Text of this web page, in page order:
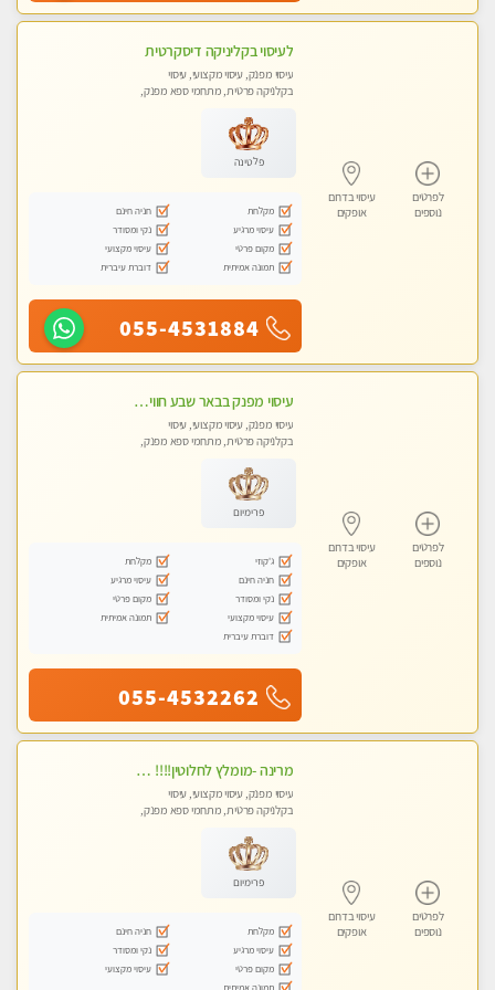
לפרטים
נוספים
עיסוי בדרום
אופקים
לעיסוי בקליניקה דיסקרטית
עיסוי מפנק, עיסוי מקצועי, עיסוי
בקלניקה פרטית, מתחמי ספא מפנק,
פלטינה
מקלחת
חניה חינם
עיסוי מרגיע
נקי ומסודר
מקום פרטי
עיסוי מקצועי
תמונה אמיתית
דוברת עיברית
055-4531884
לפרטים
נוספים
עיסוי בדרום
אופקים
עיסוי מפנק בבאר שבע חוויה מרגיעה ובלתי נשכחת מעסות מקצועיות
עיסוי מפנק, עיסוי מקצועי, עיסוי
בקלניקה פרטית, מתחמי ספא מפנק,
פרימיום
ג'קוזי
מקלחת
חניה חינם
עיסוי מרגיע
נקי ומסודר
מקום פרטי
עיסוי מקצועי
תמונה אמיתית
דוברת עיברית
055-4532262
לפרטים
נוספים
עיסוי בדרום
אופקים
מרינה -מומלץ לחלוטין!!!! מעסה איכותית מקצועית ומפנקת מאוד .פרטי!
עיסוי מפנק, עיסוי מקצועי, עיסוי
בקלניקה פרטית, מתחמי ספא מפנק,
פרימיום
מקלחת
חניה חינם
עיסוי מרגיע
נקי ומסודר
מקום פרטי
עיסוי מקצועי
תמונה אמיתית